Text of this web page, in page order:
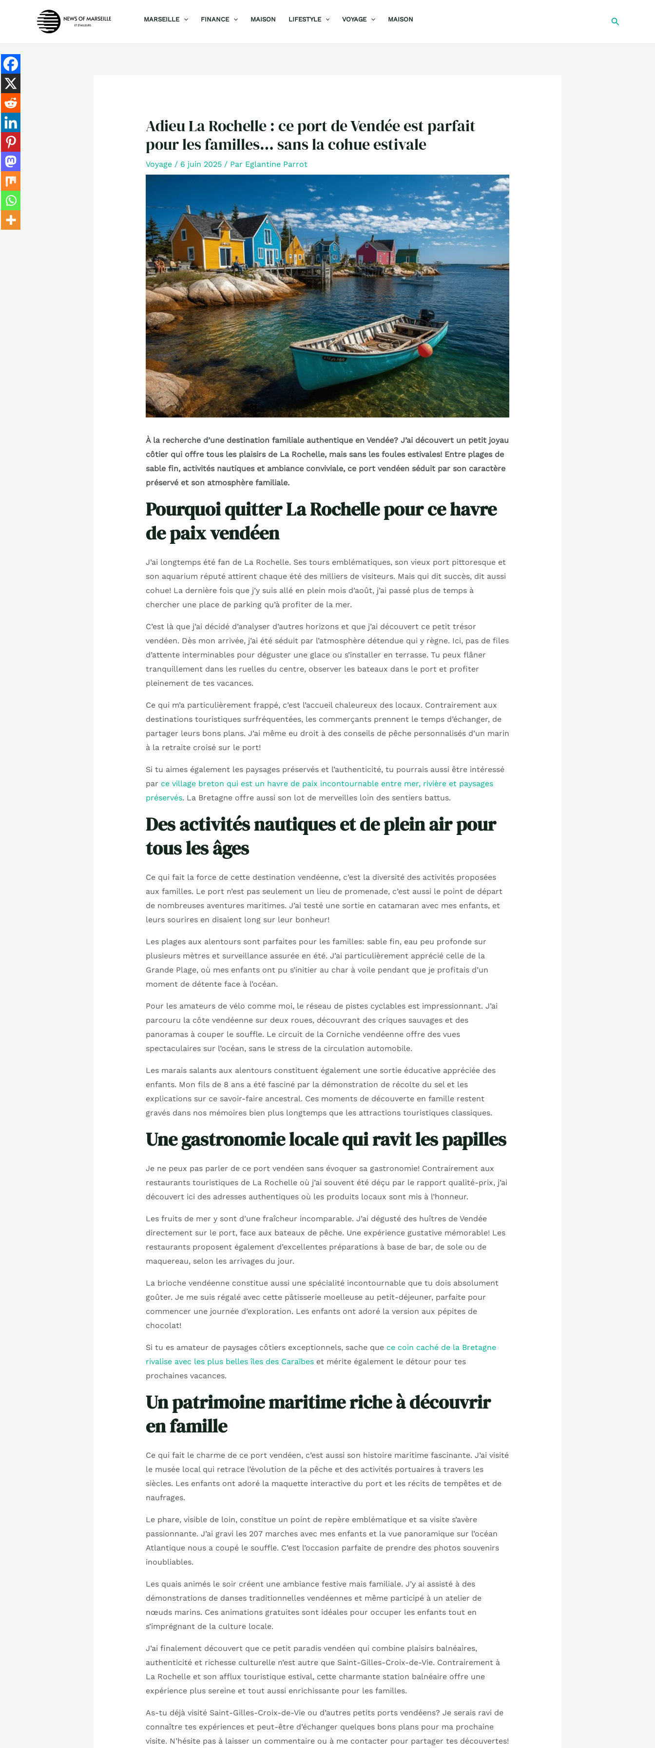
MARSEILLE FINANCE MAISON LIFESTYLE VOYAGE MAISON
Adieu La Rochelle : ce port de Vendée est parfait
pour les familles… sans la cohue estivale
Voyage/ 6 juin 2025 / Par Eglantine Parrot
À la recherche d’une destination familiale authentique en Vendée? J’ai découvert un petit joyau
côtier qui offre tous les plaisirs de La Rochelle, mais sans les foules estivales! Entre plages de
sable fin, activités nautiques et ambiance conviviale, ce port vendéen séduit par son caractère
préservé et son atmosphère familiale.
Pourquoi quitter La Rochelle pour ce havre
de paix vendéen
J’ai longtemps été fan de La Rochelle. Ses tours emblématiques, son vieux port pittoresque et
son aquarium réputé attirent chaque été des milliers de visiteurs. Mais qui dit succès, dit aussi
cohue! La dernière fois que j’y suis allé en plein mois d’août, j’ai passé plus de temps à
chercher une place de parking qu’à profiter de la mer.
C’est là que j’ai décidé d’analyser d’autres horizons et que j’ai découvert ce petit trésor
vendéen. Dès mon arrivée, j’ai été séduit par l’atmosphère détendue qui y règne. Ici, pas de files
d’attente interminables pour déguster une glace ou s’installer en terrasse. Tu peux flâner
tranquillement dans les ruelles du centre, observer les bateaux dans le port et profiter
pleinement de tes vacances.
Ce qui m’a particulièrement frappé, c’est l’accueil chaleureux des locaux. Contrairement aux
destinations touristiques surfréquentées, les commerçants prennent le temps d’échanger, de
partager leurs bons plans. J’ai même eu droit à des conseils de pêche personnalisés d’un marin
à la retraite croisé sur le port!
Si tu aimes également les paysages préservés et l’authenticité, tu pourrais aussi être intéressé
par ce village breton qui est un havre de paix incontournable entre mer, rivière et paysages
préservés. La Bretagne offre aussi son lot de merveilles loin des sentiers battus.
Des activités nautiques et de plein air pour
tous les âges
Ce qui fait la force de cette destination vendéenne, c’est la diversité des activités proposées
aux familles. Le port n’est pas seulement un lieu de promenade, c’est aussi le point de départ
de nombreuses aventures maritimes. J’ai testé une sortie en catamaran avec mes enfants, et
leurs sourires en disaient long sur leur bonheur!
Les plages aux alentours sont parfaites pour les familles: sable fin, eau peu profonde sur
plusieurs mètres et surveillance assurée en été. J’ai particulièrement apprécié celle de la
Grande Plage, où mes enfants ont pu s’initier au char à voile pendant que je profitais d’un
moment de détente face à l’océan.
Pour les amateurs de vélo comme moi, le réseau de pistes cyclables est impressionnant. J’ai
parcouru la côte vendéenne sur deux roues, découvrant des criques sauvages et des
panoramas à couper le souffle. Le circuit de la Corniche vendéenne offre des vues
spectaculaires sur l’océan, sans le stress de la circulation automobile.
Les marais salants aux alentours constituent également une sortie éducative appréciée des
enfants. Mon fils de 8 ans a été fasciné par la démonstration de récolte du sel et les
explications sur ce savoir-faire ancestral. Ces moments de découverte en famille restent
gravés dans nos mémoires bien plus longtemps que les attractions touristiques classiques.
Une gastronomie locale qui ravit les papilles
Je ne peux pas parler de ce port vendéen sans évoquer sa gastronomie! Contrairement aux
restaurants touristiques de La Rochelle où j’ai souvent été déçu par le rapport qualité-prix, j’ai
découvert ici des adresses authentiques où les produits locaux sont mis à l’honneur.
Les fruits de mer y sont d’une fraîcheur incomparable. J’ai dégusté des huîtres de Vendée
directement sur le port, face aux bateaux de pêche. Une expérience gustative mémorable! Les
restaurants proposent également d’excellentes préparations à base de bar, de sole ou de
maquereau, selon les arrivages du jour.
La brioche vendéenne constitue aussi une spécialité incontournable que tu dois absolument
goûter. Je me suis régalé avec cette pâtisserie moelleuse au petit-déjeuner, parfaite pour
commencer une journée d’exploration. Les enfants ont adoré la version aux pépites de
chocolat!
Si tu es amateur de paysages côtiers exceptionnels, sache que ce coin caché de la Bretagne
rivalise avec les plus belles îles des Caraïbeset mérite également le détour pour tes
prochaines vacances.
Un patrimoine maritime riche à découvrir
en famille
Ce qui fait le charme de ce port vendéen, c’est aussi son histoire maritime fascinante. J’ai visité
le musée local qui retrace l’évolution de la pêche et des activités portuaires à travers les
siècles. Les enfants ont adoré la maquette interactive du port et les récits de tempêtes et de
naufrages.
Le phare, visible de loin, constitue un point de repère emblématique et sa visite s’avère
passionnante. J’ai gravi les 207 marches avec mes enfants et la vue panoramique sur l’océan
Atlantique nous a coupé le souffle. C’est l’occasion parfaite de prendre des photos souvenirs
inoubliables.
Les quais animés le soir créent une ambiance festive mais familiale. J’y ai assisté à des
démonstrations de danses traditionnelles vendéennes et même participé à un atelier de
nœuds marins. Ces animations gratuites sont idéales pour occuper les enfants tout en
s’imprégnant de la culture locale.
J’ai finalement découvert que ce petit paradis vendéen qui combine plaisirs balnéaires,
authenticité et richesse culturelle n’est autre que Saint-Gilles-Croix-de-Vie. Contrairement à
La Rochelle et son afflux touristique estival, cette charmante station balnéaire offre une
expérience plus sereine et tout aussi enrichissante pour les familles.
As-tu déjà visité Saint-Gilles-Croix-de-Vie ou d’autres petits ports vendéens? Je serais ravi de
connaître tes expériences et peut-être d’échanger quelques bons plans pour ma prochaine
visite. N’hésite pas à laisser un commentaire ou à me contacter pour partager tes découvertes!